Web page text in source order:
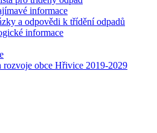
informace
a odpovědi k třídění odpadů
informace
rozvoje obce Hřivice 2019-2029